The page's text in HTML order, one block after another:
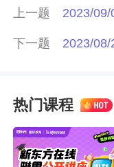
上一题 2023/09/
下一题 2023/08/
热门课程